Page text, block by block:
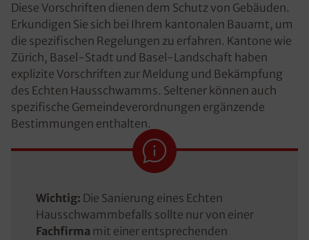
Diese Vorschriften dienen dem Schutz von Gebäuden.
Erkundigen Sie sich bei Ihrem kantonalen Bauamt, um
die spezifischen Regelungen zu erfahren. Kantone wie
Zürich, Basel-Stadt und Basel-Landschaft haben
explizite Vorschriften zur Meldung und Bekämpfung
des Echten Hausschwamms. Seltener können auch
spezifische Gemeindeverordnungen ergänzende
Bestimmungen enthalten.
Wichtig: Die Sanierung eines Echten
Hausschwammbefalls sollte nur von einer
Fachfirma mit einer entsprechenden